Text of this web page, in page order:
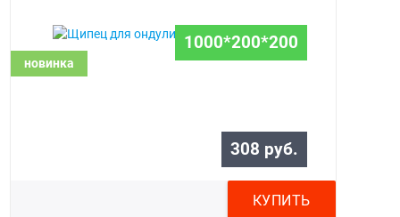
новинка
1000*200*200
308 руб.
КУПИТЬ